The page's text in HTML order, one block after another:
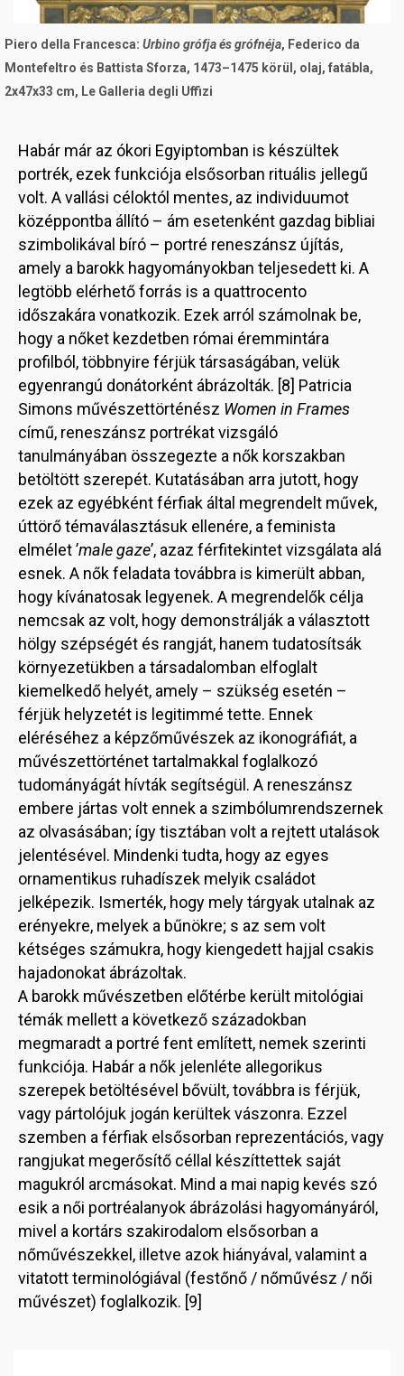
Piero della Francesca: Urbino grófja és grófnéja, Federico da
Montefeltro és Battista Sforza, 1473–1475 körül, olaj, fatábla,
2x47x33 cm, Le Galleria degli Uffizi
Habár már az ókori Egyiptomban is készültek
portrék, ezek funkciója elsősorban rituális jellegű
volt. A vallási céloktól mentes, az individuumot
középpontba állító – ám esetenként gazdag bibliai
szimbolikával bíró – portré reneszánsz újítás,
amely a barokk hagyományokban teljesedett ki. A
legtöbb elérhető forrás is a quattrocento
időszakára vonatkozik. Ezek arról számolnak be,
hogy a nőket kezdetben római éremmintára
profilból, többnyire férjük társaságában, velük
egyenrangú donátorként ábrázolták. [8] Patricia
Simons művészettörténész Women in Frames
című, reneszánsz portrékat vizsgáló
tanulmányában összegezte a nők korszakban
betöltött szerepét. Kutatásában arra jutott, hogy
ezek az egyébként férfiak által megrendelt művek,
úttörő témaválasztásuk ellenére, a feminista
elmélet ’male gaze’, azaz férfitekintet vizsgálata alá
esnek. A nők feladata továbbra is kimerült abban,
hogy kívánatosak legyenek. A megrendelők célja
nemcsak az volt, hogy demonstrálják a választott
hölgy szépségét és rangját, hanem tudatosítsák
környezetükben a társadalomban elfoglalt
kiemelkedő helyét, amely – szükség esetén –
férjük helyzetét is legitimmé tette. Ennek
eléréséhez a képzőművészek az ikonográfiát, a
művészettörténet tartalmakkal foglalkozó
tudományágát hívták segítségül. A reneszánsz
embere jártas volt ennek a szimbólumrendszernek
az olvasásában; így tisztában volt a rejtett utalások
jelentésével. Mindenki tudta, hogy az egyes
ornamentikus ruhadíszek melyik családot
jelképezik. Ismerték, hogy mely tárgyak utalnak az
erényekre, melyek a bűnökre; s az sem volt
kétséges számukra, hogy kiengedett hajjal csakis
hajadonokat ábrázoltak.
A barokk művészetben előtérbe került mitológiai
témák mellett a következő századokban
megmaradt a portré fent említett, nemek szerinti
funkciója. Habár a nők jelenléte allegorikus
szerepek betöltésével bővült, továbbra is férjük,
vagy pártolójuk jogán kerültek vászonra. Ezzel
szemben a férfiak elsősorban reprezentációs, vagy
rangjukat megerősítő céllal készíttettek saját
magukról arcmásokat. Mind a mai napig kevés szó
esik a női portréalanyok ábrázolási hagyományáról,
mivel a kortárs szakirodalom elsősorban a
nőművészekkel, illetve azok hiányával, valamint a
vitatott terminológiával (festőnő / nőművész / női
művészet) foglalkozik. [9]